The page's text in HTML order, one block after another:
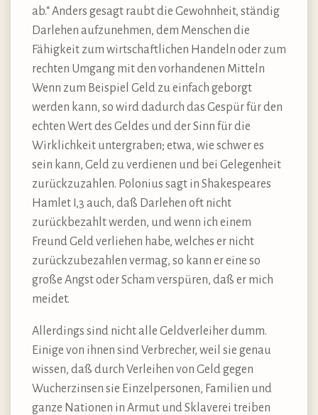
ab.“ Anders gesagt raubt die Gewohnheit, ständig
Darlehen aufzunehmen, dem Menschen die
Fähigkeit zum wirtschaftlichen Handeln oder zum
rechten Umgang mit den vorhandenen Mitteln
Wenn zum Beispiel Geld zu einfach geborgt
werden kann, so wird dadurch das Gespür für den
echten Wert des Geldes und der Sinn für die
Wirklichkeit untergraben; etwa, wie schwer es
sein kann, Geld zu verdienen und bei Gelegenheit
zurückzuzahlen. Polonius sagt in Shakespeares
Hamlet I,3 auch, daß Darlehen oft nicht
zurückbezahlt werden, und wenn ich einem
Freund Geld verliehen habe, welches er nicht
zurückzubezahlen vermag, so kann er eine so
große Angst oder Scham verspüren, daß er mich
meidet.
Allerdings sind nicht alle Geldverleiher dumm.
Einige von ihnen sind Verbrecher, weil sie genau
wissen, daß durch Verleihen von Geld gegen
Wucherzinsen sie Einzelpersonen, Familien und
ganze Nationen in Armut und Sklaverei treiben